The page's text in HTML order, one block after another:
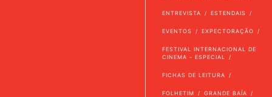
ENTREVISTA ESTENDAIS
EVENTOS EXPECTORAÇÃO
FESTIVAL INTERNACIONAL DE
CINEMA - ESPECIAL
FICHAS DE LEITURA
FOLHETIM GRANDE BAÍA